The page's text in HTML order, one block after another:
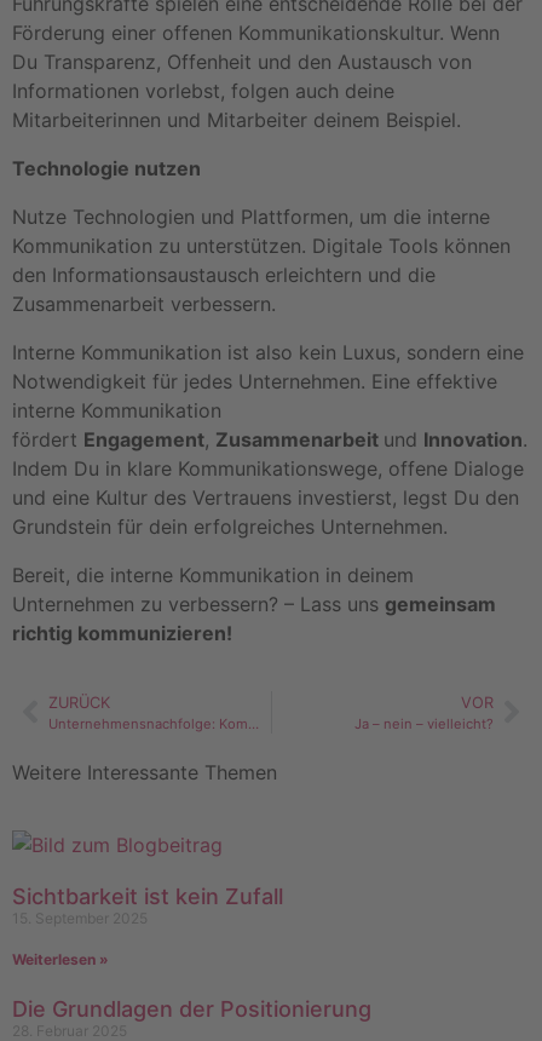
Förderung einer offenen Kommunikationskultur. Wenn
Du Transparenz, Offenheit und den Austausch von
Informationen vorlebst, folgen auch deine
Mitarbeiterinnen und Mitarbeiter deinem Beispiel.
Technologie nutzen
Nutze Technologien und Plattformen, um die interne
Kommunikation zu unterstützen. Digitale Tools können
den Informationsaustausch erleichtern und die
Zusammenarbeit verbessern.
Interne Kommunikation ist also kein Luxus, sondern eine
Notwendigkeit für jedes Unternehmen. Eine effektive
interne Kommunikation
fördert Engagement, Zusammenarbeit und Innovation.
Indem Du in klare Kommunikationswege, offene Dialoge
und eine Kultur des Vertrauens investierst, legst Du den
Grundstein für dein erfolgreiches Unternehmen.
Bereit, die interne Kommunikation in deinem
Unternehmen zu verbessern? – Lass uns gemeinsam
richtig kommunizieren!
ZURÜCK VOR
Ja – nein – vielleicht?
Weitere Interessante Themen
Sichtbarkeit ist kein Zufall
15. September 2025
Weiterlesen »
Die Grundlagen der Positionierung
28. Februar 2025